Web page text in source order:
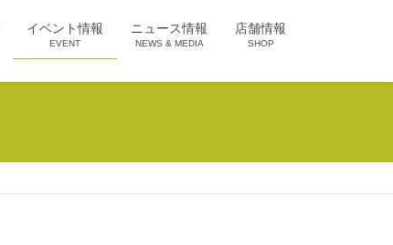
イベント情報
EVENT
ニュース情報
NEWS & MEDIA
店舗情報
SHOP